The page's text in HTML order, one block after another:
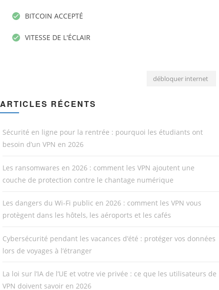
BITCOIN ACCEPTÉ
VITESSE DE L'ÉCLAIR
débloquer internet
ARTICLES RÉCENTS
Sécurité en ligne pour la rentrée : pourquoi les étudiants ont
besoin d’un VPN en 2026
Les ransomwares en 2026 : comment les VPN ajoutent une
couche de protection contre le chantage numérique
Les dangers du Wi-Fi public en 2026 : comment les VPN vous
protègent dans les hôtels, les aéroports et les cafés
Cybersécurité pendant les vacances d’été : protéger vos données
lors de voyages à l’étranger
La loi sur l’IA de l’UE et votre vie privée : ce que les utilisateurs de
VPN doivent savoir en 2026